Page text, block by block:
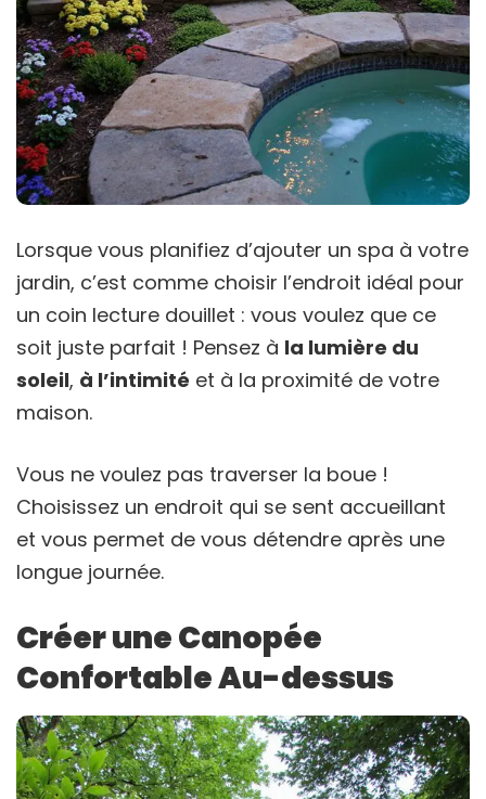
Lorsque vous planifiez d’ajouter un spa à votre
jardin, c’est comme choisir l’endroit idéal pour
un coin lecture douillet : vous voulez que ce
soit juste parfait ! Pensez à la lumière du
soleil, à l’intimité et à la proximité de votre
maison.
Vous ne voulez pas traverser la boue !
Choisissez un endroit qui se sent accueillant
et vous permet de vous détendre après une
longue journée.
Créer une Canopée
Confortable Au-dessus